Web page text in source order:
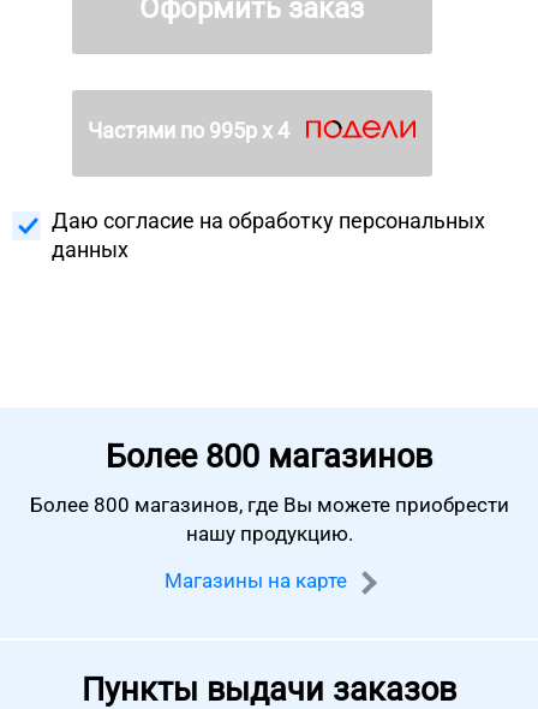
Оформить заказ
Частями по 995р х 4
Даю согласие на обработку персональных
данных
Более 800 магазинов
Более 800 магазинов, где Вы можете приобрести
нашу продукцию.
Магазины на карте
Пункты выдачи заказов